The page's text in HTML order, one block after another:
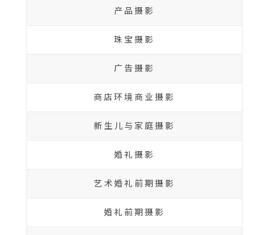
产品摄影
珠宝摄影
广告摄影
商店环境商业摄影
新生儿与家庭摄影
婚礼摄影
艺术婚礼前期摄影
婚礼前期摄影